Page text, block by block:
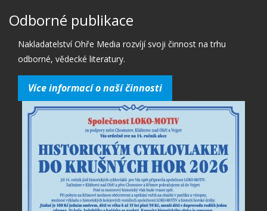
Odborné publikace
Nakladatelství Ohře Media rozvíjí svoji činnost na trhu
odborné, vědecké literatury.
Více informací o naší činnosti